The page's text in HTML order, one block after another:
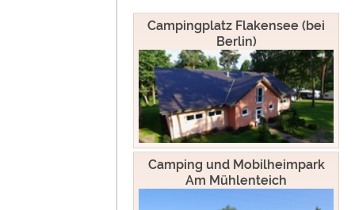
Sachsen
Sachsen-Anhalt
Schleswig-Holstein
Thüringen
Archiv
Campingplatz Flakensee (bei
Berlin)
Camping und Mobilheimpark
Am Mühlenteich